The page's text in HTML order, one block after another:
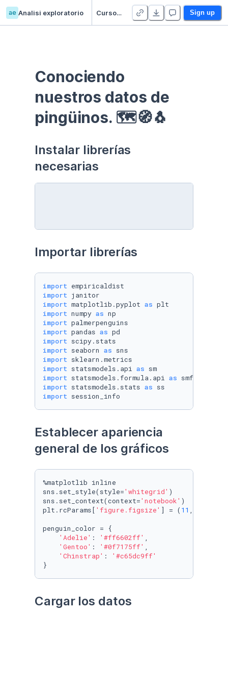
ae Analisi exploratorio Curso EDA - Communication - Duplicate Sign up
Conociendo
nuestros datos de
pingüinos. 🗺🧭🐧
Instalar librerías
necesarias
Importar librerías
import
import
import matplotlib.pyplot as
import numpy as
import
import pandas as
import
import seaborn as
import
import statsmodels.api as
import statsmodels.formula.api as
import statsmodels.stats as
import session_info
Establecer apariencia
general de los gráficos
%matplotlib inline
sns.set_style(style='whitegrid' )
sns.set_context(context='notebook' )
plt.rcParams[ 'figure.figsize' ] = ( 11 ,
penguin_color = {
'Adelie' : '#ff6602ff' ,
'Gentoo' : '#0f7175ff' ,
'Chinstrap' :
'#c65dc9ff'
}
Cargar los datos